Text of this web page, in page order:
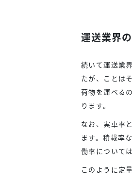
運送業界
続いて運送業
たが、ことは
荷物を運べる
ります。
なお、実車率
ます。積載率
働率について
このように定